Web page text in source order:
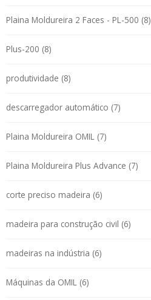
Plaina Moldureira 2 Faces - PL-500 (8)
Plus-200 (8)
produtividade (8)
descarregador automático (7)
Plaina Moldureira OMIL (7)
Plaina Moldureira Plus Advance (7)
corte preciso madeira (6)
madeira para construção civil (6)
madeiras na indústria (6)
Máquinas da OMIL (6)